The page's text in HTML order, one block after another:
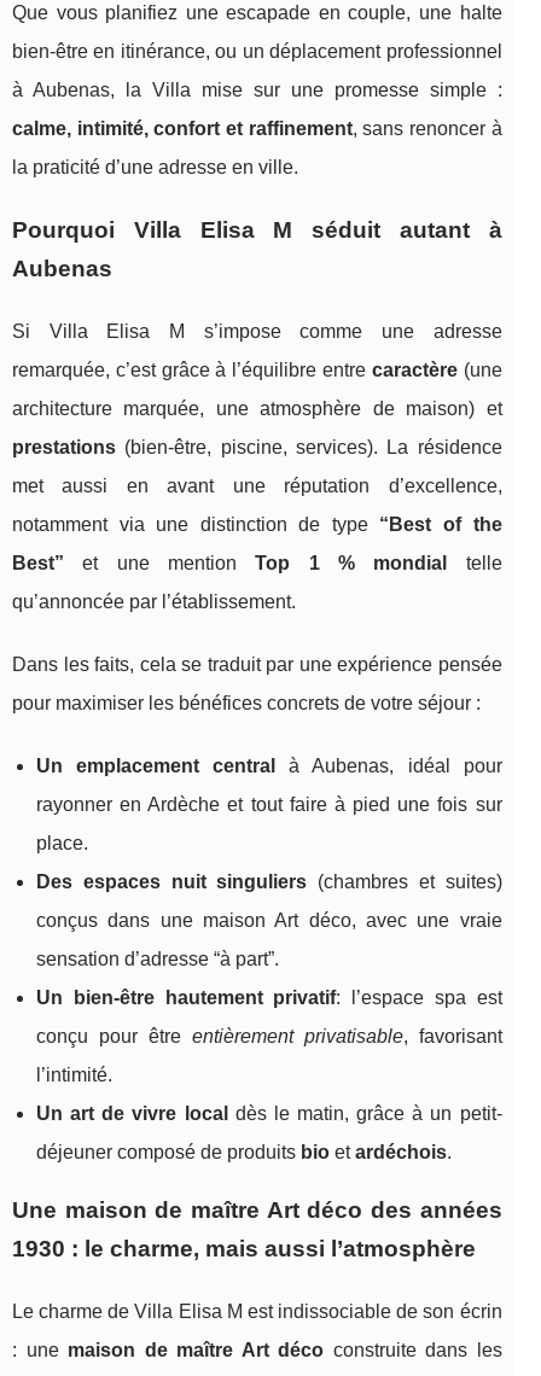
Que vous planifiez une escapade en couple, une halte
bien-être en itinérance, ou un déplacement professionnel
à Aubenas, la Villa mise sur une promesse simple :
calme, intimité, confort et raffinement, sans renoncer à
la praticité d’une adresse en ville.
Pourquoi Villa Elisa M séduit autant à
Aubenas
Si Villa Elisa M s’impose comme une adresse
remarquée, c’est grâce à l’équilibre entre caractère(une
architecture marquée, une atmosphère de maison) et
prestations (bien-être, piscine, services). La résidence
met aussi en avant une réputation d’excellence,
notamment via une distinction de type “Best of the
Best” et une mentionTop 1 % mondial
telle
qu’annoncée par l’établissement.
Dans les faits, cela se traduit par une expérience pensée
pour maximiser les bénéfices concrets de votre séjour :
Un emplacement central
à Aubenas, idéal pour
rayonner en Ardèche et tout faire à pied une fois sur
place.
Des espaces nuit singuliers (chambres et suites)
conçus dans une maison Art déco, avec une vraie
sensation d’adresse “à part”.
Un bien-être hautement privatif: l’espace spa est
conçu pour être entièrement privatisable, favorisant
l’intimité.
Un art de vivre local dès le matin, grâce à un petit-
déjeuner composé de produits bio etardéchois.
Une maison de maître Art déco des années
1930 : le charme, mais aussi l’atmosphère
Le charme de Villa Elisa M est indissociable de son écrin
: une maison de maître Art déco construite dans les